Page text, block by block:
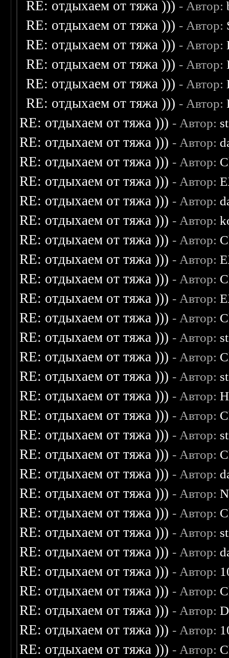
RE: отдыхаем от тяжа ))) - Автор:
RE: отдыхаем от тяжа ))) - Автор:
RE: отдыхаем от тяжа ))) - Автор:
RE: отдыхаем от тяжа ))) - Автор:
RE: отдыхаем от тяжа ))) - Автор:
RE: отдыхаем от тяжа ))) - Автор:
RE: отдыхаем от тяжа ))) - Автор:
RE: отдыхаем от тяжа ))) - Автор:
RE: отдыхаем от тяжа ))) - Автор:
RE: отдыхаем от тяжа ))) - Автор:
RE: отдыхаем от тяжа ))) - Автор:
RE: отдыхаем от тяжа ))) - Автор:
RE: отдыхаем от тяжа ))) - Автор:
RE: отдыхаем от тяжа ))) - Автор:
RE: отдыхаем от тяжа ))) - Автор:
RE: отдыхаем от тяжа ))) - Автор:
RE: отдыхаем от тяжа ))) - Автор:
RE: отдыхаем от тяжа ))) - Автор:
RE: отдыхаем от тяжа ))) - Автор:
RE: отдыхаем от тяжа ))) - Автор:
RE: отдыхаем от тяжа ))) - Автор:
RE: отдыхаем от тяжа ))) - Автор:
RE: отдыхаем от тяжа ))) - Автор:
RE: отдыхаем от тяжа ))) - Автор:
RE: отдыхаем от тяжа ))) - Автор:
RE: отдыхаем от тяжа ))) - Автор:
RE: отдыхаем от тяжа ))) - Автор:
RE: отдыхаем от тяжа ))) - Автор:
RE: отдыхаем от тяжа ))) - Автор:
RE: отдыхаем от тяжа ))) - Автор:
RE: отдыхаем от тяжа ))) - Автор:
RE: отдыхаем от тяжа ))) - Автор:
RE: отдыхаем от тяжа ))) - Автор:
RE: отдыхаем от тяжа ))) - Автор: